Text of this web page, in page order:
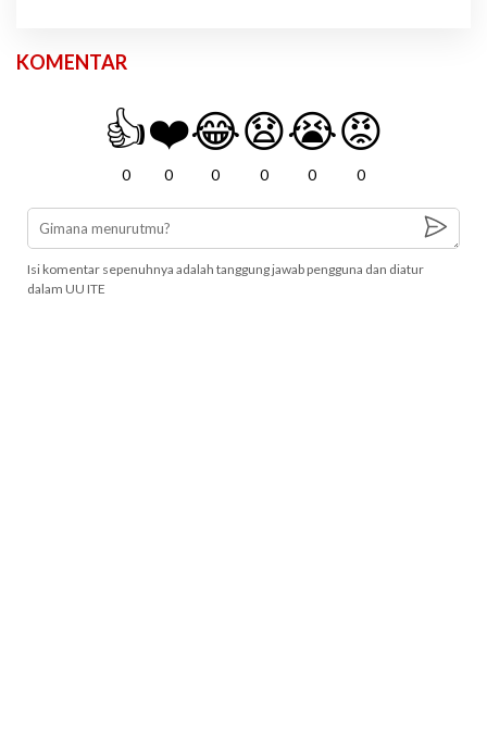
KOMENTAR
👍
0
❤️
0
😂
0
😧
0
😭
0
😡
0
Isi komentar sepenuhnya adalah tanggung jawab pengguna dan diatur
dalam UU ITE